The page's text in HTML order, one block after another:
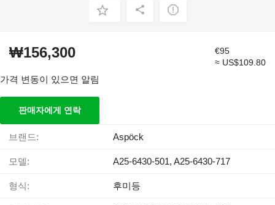
₩156,300
€95
≈ US$109.80
가격 변동이 있으면 알림
판매자에게 연락
브랜드: Aspöck
모델: A25-6430-501, A25-6430-717
형식: 후미등